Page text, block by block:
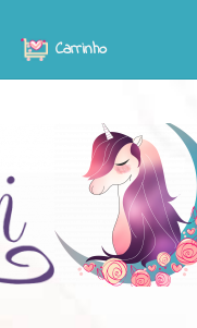
Carrinho